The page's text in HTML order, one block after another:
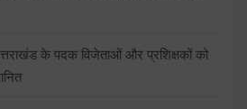
के पदक विजेताओं और प्रशिक्षकों को